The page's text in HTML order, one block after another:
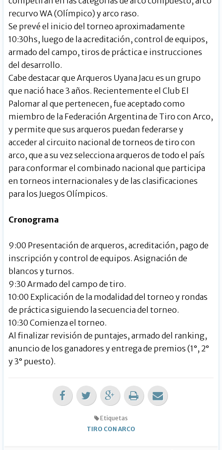
recurvo WA (Olímpico) y arco raso.
Se prevé el inicio del torneo aproximadamente
10:30hs, luego de la acreditación, control de equipos,
armado del campo, tiros de práctica e instrucciones
del desarrollo.
Cabe destacar que Arqueros Uyana Jacu es un grupo
que nació hace 3 años. Recientemente el Club El
Palomar al que pertenecen, fue aceptado como
miembro de la Federación Argentina de Tiro con Arco,
y permite que sus arqueros puedan federarse y
acceder al circuito nacional de torneos de tiro con
arco, que a su vez selecciona arqueros de todo el país
para conformar el combinado nacional que participa
en torneos internacionales y de las clasificaciones
para los Juegos Olímpicos.
Cronograma
9:00 Presentación de arqueros, acreditación, pago de
inscripción y control de equipos. Asignación de
blancos y turnos.
9:30 Armado del campo de tiro.
10:00 Explicación de la modalidad del torneo y rondas
de práctica siguiendo la secuencia del torneo.
10:30 Comienza el torneo.
Al finalizar revisión de puntajes, armado del ranking,
anuncio de los ganadores y entrega de premios (1°, 2°
y 3° puesto).
Etiquetas
TIRO CON ARCO